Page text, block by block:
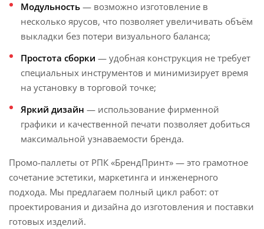
Модульность — возможно изготовление в
несколько ярусов, что позволяет увеличивать объём
выкладки без потери визуального баланса;
Простота сборки — удобная конструкция не требует
специальных инструментов и минимизирует время
на установку в торговой точке;
Яркий дизайн — использование фирменной
графики и качественной печати позволяет добиться
максимальной узнаваемости бренда.
Промо-паллеты от РПК «БрендПринт» — это грамотное
сочетание эстетики, маркетинга и инженерного
подхода. Мы предлагаем полный цикл работ: от
проектирования и дизайна до изготовления и поставки
готовых изделий.